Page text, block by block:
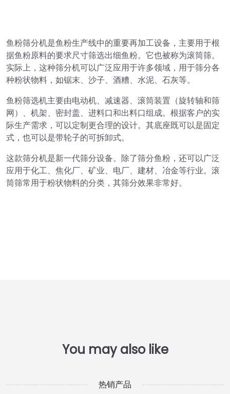
鱼粉筛分机是鱼粉生产线中的重要再加工设备，主要用于根
据鱼粉原料的要求尺寸筛选出细鱼粉。它也被称为滚筒筛。
实际上，这种筛分机可以广泛应用于许多领域，用于筛分各
种粉状物料，如锯末、沙子、酒糟、水泥、石灰等。
鱼粉筛选机主要由电动机、减速器、滚筒装置（旋转轴和筛
网）、机架、密封盖、进料口和出料口组成。根据客户的实
际生产需求，可以定制更合理的设计。其底座既可以是固定
式，也可以是带轮子的可拆卸式。
这款筛分机是新一代筛分设备。除了筛分鱼粉，还可以广泛
应用于化工、焦化厂、矿业、电厂、建材、冶金等行业。滚
筒筛常用于粉状物料的分类，其筛分效果非常好。
热销产品